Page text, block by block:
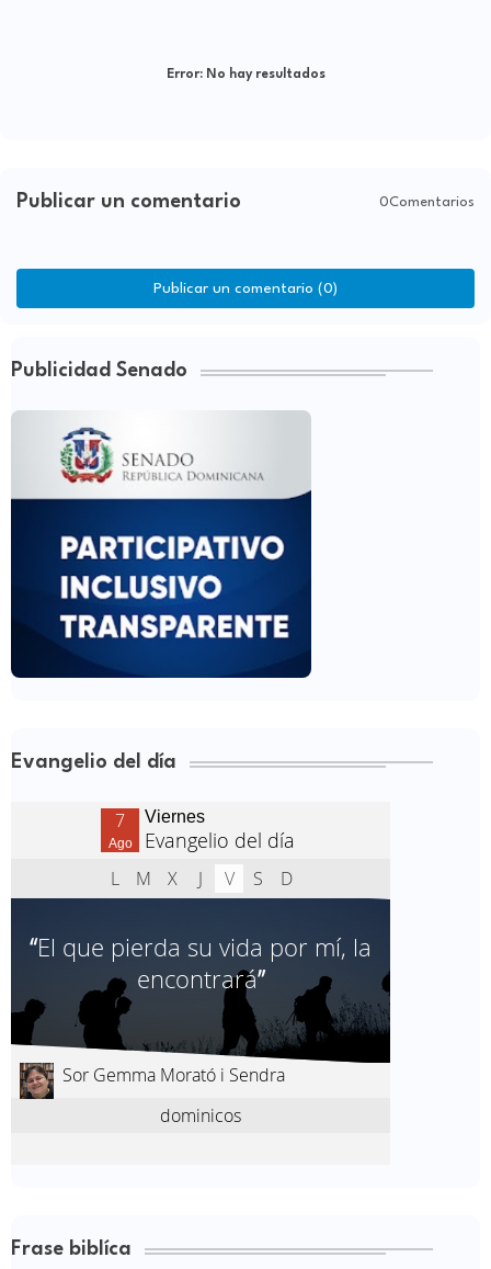
Error:No hay resultados
Publicar un comentario 0Comentarios
Publicar un comentario (0)
Publicidad Senado
Evangelio del día
Frase biblíca